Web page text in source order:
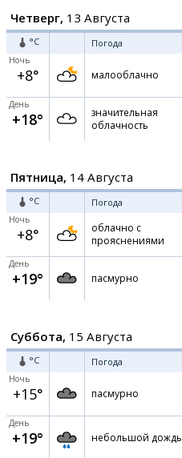
Четверг, 13 Августа
°C Погода
Ночь
+8° малооблачно
День
+18°
значительная
облачность
Пятница, 14 Августа
°C Погода
Ночь
+8°
облачно с
прояснениями
День
+19° пасмурно
Суббота, 15 Августа
°C Погода
Ночь
+15° пасмурно
День
+19° небольшой дождь